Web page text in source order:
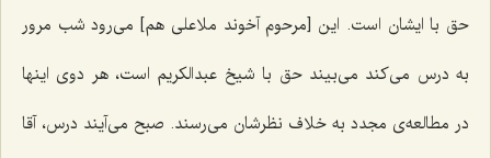
حق با ایشان است. این [مرحوم آخوند ملاعلی هم‌] می‌رود شب مرور
به درس می‌کند می‌بیند حق با شیخ عبدالکریم است، هر دوی اینها
در مطالعه‌ی مجدد به خلاف نظرشان می‌رسند. صبح می‌آیند درس، آقا